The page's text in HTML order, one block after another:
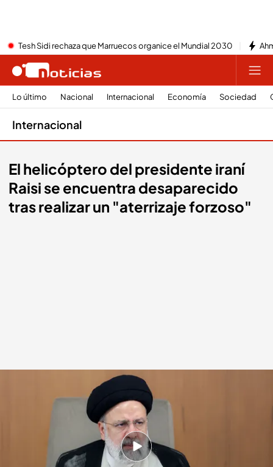
Tesh Sidi rechaza que Marruecos organice el Mundial 2030
Lo último Nacional Internacional Economía Sociedad
Internacional
El helicóptero del presidente iraní
Raisi se encuentra desaparecido
tras realizar un "aterrizaje forzoso"
El helicóptero del presidente iraní Raisi se encuentra desaparecido
Redacción digital Noticias Cuatro
19 MAY 2024 - 20:38h.
Un helicóptero en el que viajaba el presidente